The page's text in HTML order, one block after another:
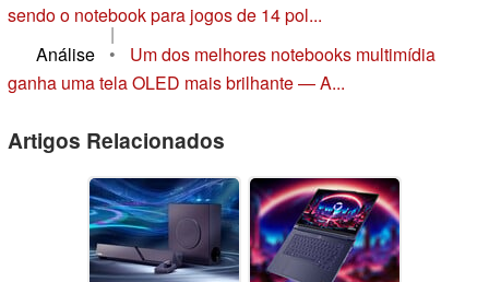
sendo o notebook para jogos de 14 pol...
|
Análise
•
Um dos melhores notebooks multimídia
ganha uma tela OLED mais brilhante — A...
Artigos Relacionados